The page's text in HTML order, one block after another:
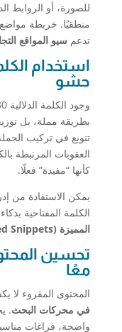
للصورة، أو الروابط
منطقيًا. خريطة
تدعم سيو المواقع
استخدام
حشو
بطريقة مملة، بل
تنويع في تركيب
العقوبات المرتبطة
كأنها “مفيدة” فعلًا.
الكلمة المفتاحية
المميزة (Featured Snippets)
تحسين
معًا
المحتوى المقروء لا
في محركات البحث.